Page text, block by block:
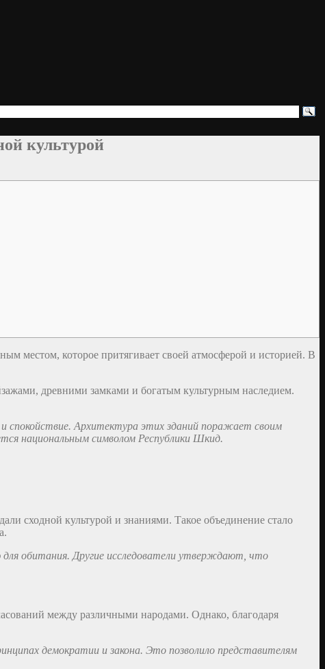
культурой
местом, которое притягивает своей атмосферой и историей. В
древними замками и богатым культурным наследием.
спокойствие. Архитектура этих зданий поражает своим
национальным символом Республики Шкид.
сходной культурой и знаниями. Такое объединение стало
обитания. Другие исследователи утверждают, что
между различными народами. Однако, благодаря
демократии и закона. Это позволило представителям